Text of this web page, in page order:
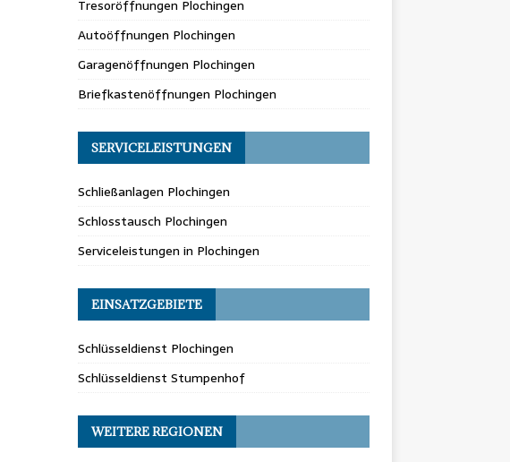
Tresoröffnungen Plochingen
Autoöffnungen Plochingen
Garagenöffnungen Plochingen
Briefkastenöffnungen Plochingen
SERVICELEISTUNGEN
Schließanlagen Plochingen
Schlosstausch Plochingen
Serviceleistungen in Plochingen
EINSATZGEBIETE
Schlüsseldienst Plochingen
Schlüsseldienst Stumpenhof
WEITERE REGIONEN